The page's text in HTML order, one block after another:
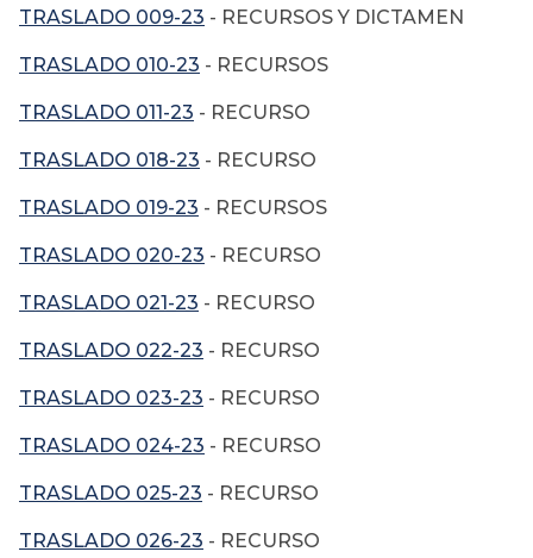
TRASLADO 009-23 - RECURSOS Y DICTAMEN
TRASLADO 010-23 - RECURSOS
TRASLADO 011-23 - RECURSO
TRASLADO 018-23 - RECURSO
TRASLADO 019-23 - RECURSOS
TRASLADO 020-23 - RECURSO
TRASLADO 021-23 - RECURSO
TRASLADO 022-23 - RECURSO
TRASLADO 023-23 - RECURSO
TRASLADO 024-23 - RECURSO
TRASLADO 025-23 - RECURSO
TRASLADO 026-23 - RECURSO